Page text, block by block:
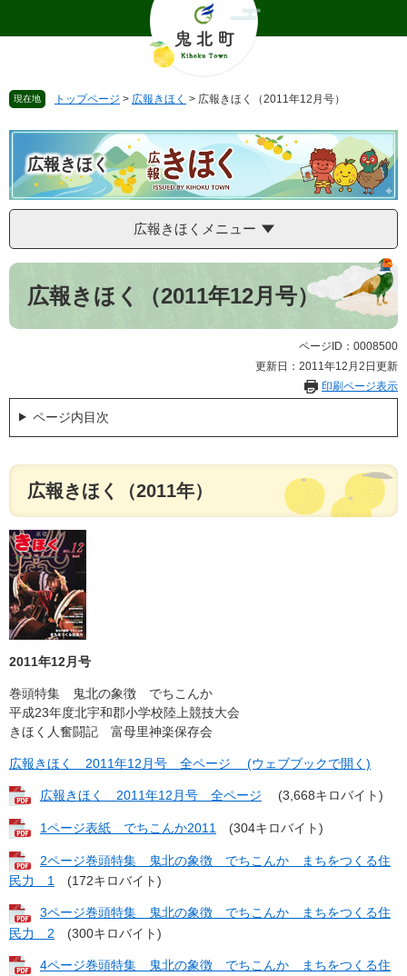
頭
飛
文
現在地 トップページ > 広報きほく > 広報きほく（2011年12月号）
広報きほく
広報きほくメニュー
本
広報きほく（2011年12月号）
ページID：0008500
更新日：2011年12月2日更新
印刷ページ表示
ページ内目次
広報きほく（2011年）
2011年12月号
巻頭特集 鬼北の象徴 でちこんか
平成23年度北宇和郡小学校陸上競技大会
きほく人奮闘記 富母里神楽保存会
広報きほく 2011年12月号 全ページ (ウェブブックで開く)
広報きほく 2011年12月号 全ページ (3,668キロバイト)
1ページ表紙 でちこんか2011 (304キロバイト)
2ページ巻頭特集 鬼北の象徴 でちこんか まちをつくる住
民力 1 (172キロバイト)
3ページ巻頭特集 鬼北の象徴 でちこんか まちをつくる住
民力 2 (300キロバイト)
4ページ巻頭特集 鬼北の象徴 でちこんか まちをつくる住